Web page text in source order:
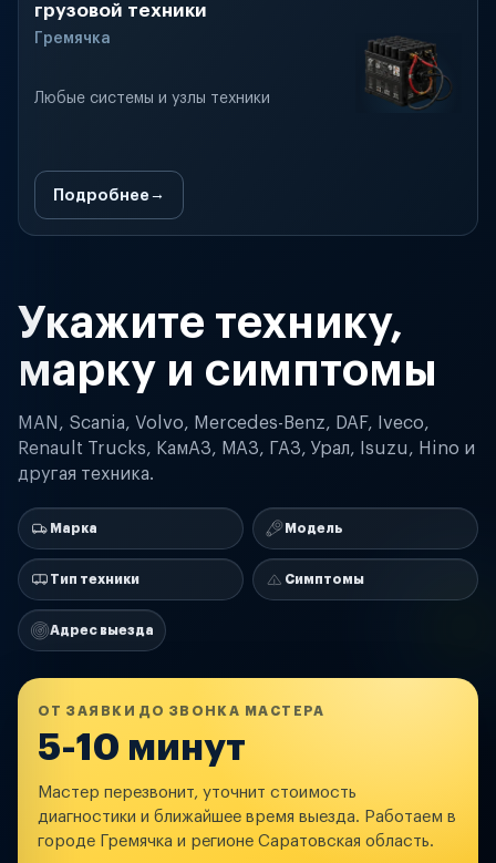
грузовой техники
Гремячка
Любые системы и узлы техники
Подробнее
Укажите технику,
марку и симптомы
MAN, Scania, Volvo, Mercedes-Benz, DAF, Iveco,
Renault Trucks, КамАЗ, МАЗ, ГАЗ, Урал, Isuzu, Hino и
другая техника.
Марка Модель
Тип техники Симптомы
Адрес выезда
ОТ ЗАЯВКИ ДО ЗВОНКА МАСТЕРА
5-10 минут
Мастер перезвонит, уточнит стоимость
диагностики и ближайшее время выезда. Работаем в
городе Гремячка и регионе Саратовская область.